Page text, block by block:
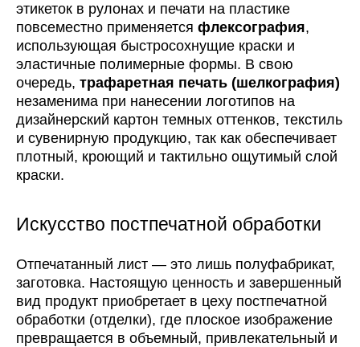
этикеток в рулонах и печати на пластике
повсеместно применяется флексография,
использующая быстросохнущие краски и
эластичные полимерные формы. В свою
очередь, трафаретная печать (шелкография)
незаменима при нанесении логотипов на
дизайнерский картон темных оттенков, текстиль
и сувенирную продукцию, так как обеспечивает
плотный, кроющий и тактильно ощутимый слой
краски.
Искусство постпечатной обработки
Отпечатанный лист — это лишь полуфабрикат,
заготовка. Настоящую ценность и завершенный
вид продукт приобретает в цеху постпечатной
обработки (отделки), где плоское изображение
превращается в объемный, привлекательный и